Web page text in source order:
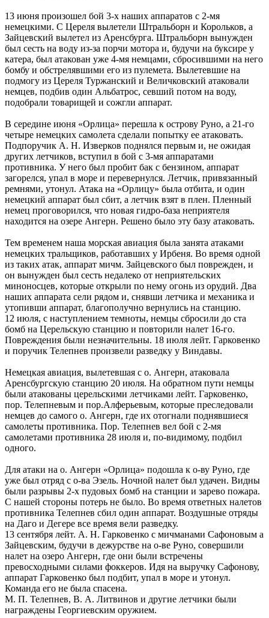
13 июня произошел бой 3-х наших аппаратов с 2-мя
немецкими. С Цереля вылетели Штральборн и Корольков, а
Зайцевский вылетел из Аренсбурга. Штральборн вынужден
был сесть на воду из-за порчи мотора и, будучи на буксире у
катера, был атакован уже 4-мя немцами, сбросившими на него
бомбу и обстрелявшими его из пулемета. Вылетевшие на
подмогу из Цереля Туржанский и Величковский атаковали
немцев, подбив один Альбатрос, севший потом на воду,
подобрали товарищей и сожгли аппарат.
В середине июня «Орлица» перешла к острову Руно, а 21-го
четыре немецких самолета сделали попытку ее атаковать.
Подпоручик А. Н. Изверков поднялся первым и, не ожидая
других летчиков, вступил в бой с 3-мя аппаратами
противника. У него был пробит бак с бензином, аппарат
загорелся, упал в море и перевернулся. Летчик, привязанный
ремнями, утонул. Атака на «Орлицу» была отбита, и один
немецкий аппарат был сбит, а летчик взят в плен. Пленный
немец проговорился, что новая гидро-база неприятеля
находится на озере Ангерн. Решено было эту базу атаковать.
Тем временем наша морская авиация была занята атаками
немецких тральщиков, работавших у Ирбеня. Во время одной
из таких атак, аппарат мичм. Зайцевского был поврежден, и
он вынужден был сесть недалеко от неприятельских
миноносцев, которые открыли по нему огонь из орудий. Два
наших аппарата сели рядом и, снявши летчика и механика и
утопивши аппарат, благополучно вернулись на станцию.
12 июля, с наступлением темноты, немцы сбросили до ста
бомб на Церельскую станцию и повторили налет 16-го.
Повреждения были незначительны. 18 июля лейт. Гарковенко
и поручик Телепнев произвели разведку у Виндавы.
Немецкая авиация, вылетевшая с о. Ангерн, атаковала
Аренсбургскую станцию 20 июля. На обратном пути немцы
были атакованы церельскими летчиками лейт. Гарковенко,
пор. Телепневым и пор.Алферьевым, которые преследовали
немцев до самого о. Ангерн, где их отогнали поднявшиеся
самолеты противника. Пор. Телепнев вел бой с 2-мя
самолетами противника 28 июля и, по-видимому, подбил
одного.
Для атаки на о. Ангерн «Орлица» подошла к о-ву Руно, где
уже был отряд с о-ва Эзель. Ночной налет был удачен. Видны
были разрывы 2-х пудовых бомб на станции и зарево пожара.
С нашей стороны потерь не было. Во время ответных налетов
противника Телепнев сбил один аппарат. Воздушные отряды
на Даго и Дегере все время вели разведку.
13 сентября лейт. А. Н. Гарковенко с мичманами Сафоновым а
Зайцевским, будучи в дежурстве на о-ве Руно, совершили
налет на озеро Ангерн, где они были встречены
превосходными силами фоккеров. Идя на выручку Сафонову,
аппарат Гарковенко был подбит, упал в море и утонул.
Команда его не была спасена.
М. П. Телепнев, В. А. Литвинов и другие летчики были
награждены Георгиевским оружием.